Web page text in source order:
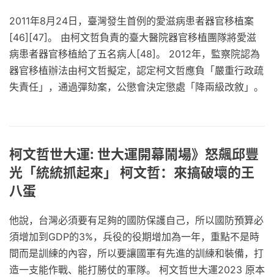
2011年8月24日，臺灣發生首例的愛滋病患者器官移植案
[46][47]。 由柯文哲負責的臺大醫院器官移植團隊將愛滋
病患者器官移植給了五名病人[48]。 2012年，監察院認為
器官移植辦法由柯文哲擬定，認定柯文哲應負「嚴重行政疏
失責任」，通過彈劾案，公懲會決定懲處「降兩級改敘」。
柯文哲世大運: 世大運開幕鬧場》怒飆邱豐
光「統統抓起來」 柯文哲：來搞破壞的王
八蛋
他說，台灣必須要有足夠的國防保護自己，所以國防預算必
須增加到GDP的3%，兵役的役期增加為一年，重點不是時
間而是訓練的內容，所以要讓國軍有先進的訓練和裝備，打
造一支能作戰、能打勝仗的軍隊。 柯文哲世大運2023 原本